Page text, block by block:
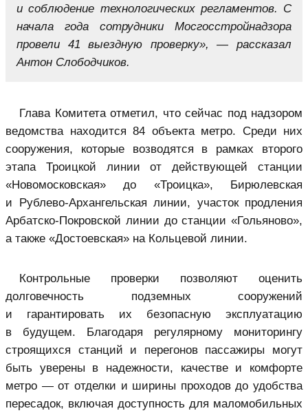
и соблюдение технологических регламентов. С
начала года сотрудники Мосгосстройнадзора
провели 41 выездную проверку», — рассказал
Антон Слободчиков.
Глава Комитета отметил, что сейчас под надзором
ведомства находится 84 объекта метро. Среди них
сооружения, которые возводятся в рамках второго
этапа Троицкой линии от действующей станции
«Новомосковская» до «Троицка», Бирюлевская
и Рублево-Архангельская линии, участок продления
Арбатско-Покровской линии до станции «Гольяново»,
а также «Достоевская» на Кольцевой линии.
Контрольные проверки позволяют оценить
долговечность подземных сооружений
и гарантировать их безопасную эксплуатацию
в будущем. Благодаря регулярному мониторингу
строящихся станций и перегонов пассажиры могут
быть уверены в надежности, качестве и комфорте
метро — от отделки и ширины проходов до удобства
пересадок, включая доступность для маломобильных